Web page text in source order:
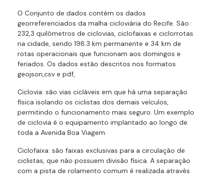
O Conjunto de dados contém os dados
georreferenciados da malha cicloviária do Recife. São
232,3 quilômetros de ciclovias, ciclofaixas e ciclorrotas
na cidade, sendo 198.3 km permanente e 34 km de
rotas operacionais que funcionam aos domingos e
feriados. Os dados estão descritos nos formatos
geojson,csv e pdf,
Ciclovia: são vias cicláveis em que há uma separação
física isolando os ciclistas dos demais veículos,
permitindo o funcionamento mais seguro. Um exemplo
de ciclovia é o equipamento implantado ao longo de
toda a Avenida Boa Viagem.
Ciclofaixa: são faixas exclusivas para a circulação de
ciclistas, que não possuem divisão física. A separação
com a pista de rolamento comum é realizada através